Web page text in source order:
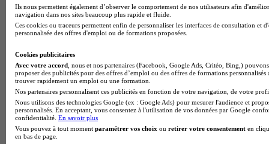
Ils nous permettent également d’observer le comportement de nos utilisateurs afin
navigation dans nos sites beaucoup plus rapide et fluide.
Ces cookies ou traceurs permettent enfin de personnaliser les interfaces de consultation et
personnalisée des offres d'emploi ou de formations proposées.
Cookies publicitaires
Avec votre accord , nous et nos partenaires (Facebook, Google Ads, Critéo, Bing,)
proposer des publicités pour des offres d’emploi ou des offres de formations
trouver rapidement un emploi ou une formation.
Nos partenaires personnalisent ces publicités en fonction de votre navigation, de votre
Nous utilisons des technologies Google (ex : Google Ads) pour mesurer l'audience et
personnalisés. En acceptant, vous consentez à l'utilisation de vos données par Google
confidentialité. En savoir plus
Vous pouvez à tout moment paramétrer vos choix ou retirer votre consentement en
en bas de page.